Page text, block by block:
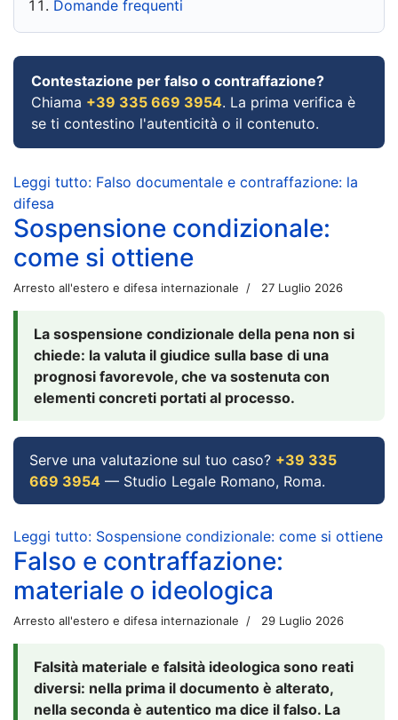
Domande frequenti
Contestazione per falso o contraffazione?
Chiama +39 335 669 3954. La prima verifica è
se ti contestino l'autenticità o il contenuto.
Leggi tutto: Falso documentale e contraffazione: la
difesa
Sospensione condizionale:
come si ottiene
Arresto all'estero e difesa internazionale 27 Luglio 2026
La sospensione condizionale della pena non si
chiede: la valuta il giudice sulla base di una
prognosi favorevole, che va sostenuta con
elementi concreti portati al processo.
Serve una valutazione sul tuo caso? +39 335
669 3954 — Studio Legale Romano, Roma.
Leggi tutto: Sospensione condizionale: come si ottiene
Falso e contraffazione:
materiale o ideologica
Arresto all'estero e difesa internazionale 29 Luglio 2026
Falsità materiale e falsità ideologica sono reati
diversi: nella prima il documento è alterato,
nella seconda è autentico ma dice il falso. La